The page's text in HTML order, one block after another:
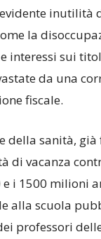
la
interessi sui
da una
fiscale.
della sanità,
di vacanza
i 1500 milioni
alla scuola
professori